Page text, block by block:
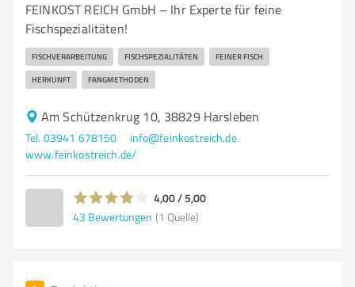
FEINKOST REICH GmbH – Ihr Experte für feine
Fischspezialitäten!
FISCHVERARBEITUNG FISCHSPEZIALITÄTEN FEINER FISCH
HERKUNFT FANGMETHODEN
Am Schützenkrug 10, 38829 Harsleben
Tel. 03941 678150
info@feinkostreich.de
www.feinkostreich.de/
4,00 / 5,00
43 Bewertungen (1 Quelle)